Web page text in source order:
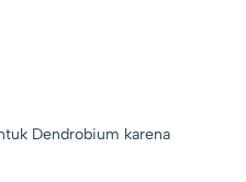
Dendrobium karena